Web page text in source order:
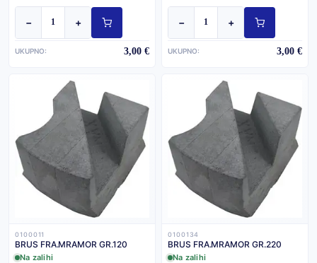
− +
UKUPNO: 3,00 €
− +
UKUPNO: 3,00 €
0100011
BRUS FRA.MRAMOR GR.120
Na zalihi
0100134
BRUS FRA.MRAMOR GR.220
Na zalihi